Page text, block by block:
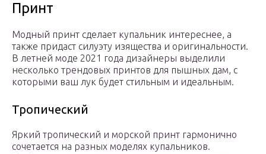
Принт
Модный принт сделает купальник интереснее, а
также придаст силуэту изящества и оригинальности.
В летней моде 2021 года дизайнеры выделили
несколько трендовых принтов для пышных дам, с
которыми ваш лук будет стильным и идеальным.
Тропический
Яркий тропический и морской принт гармонично
сочетается на разных моделях купальников.